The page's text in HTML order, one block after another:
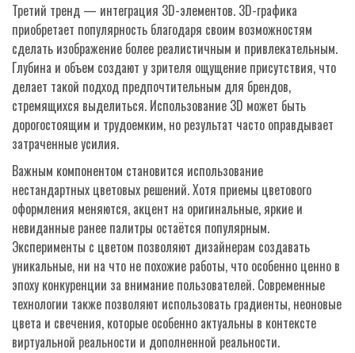
Третий тренд — интеграция 3D-элементов. 3D-графика
приобретает популярность благодаря своим возможностям
сделать изображение более реалистичным и привлекательным.
Глубина и объем создают у зрителя ощущение присутствия, что
делает такой подход предпочтительным для брендов,
стремящихся выделиться. Использование 3D может быть
дорогостоящим и трудоемким, но результат часто оправдывает
затраченные усилия.
Важным компонентом становится использование
нестандартных цветовых решений. Хотя приемы цветового
оформления меняются, акцент на оригинальные, яркие и
невиданные ранее палитры остаётся популярным.
Эксперименты с цветом позволяют дизайнерам создавать
уникальные, ни на что не похожие работы, что особенно ценно в
эпоху конкуренции за внимание пользователей. Современные
технологии также позволяют использовать градиенты, неоновые
цвета и свечения, которые особенно актуальны в контексте
виртуальной реальности и дополненной реальности.